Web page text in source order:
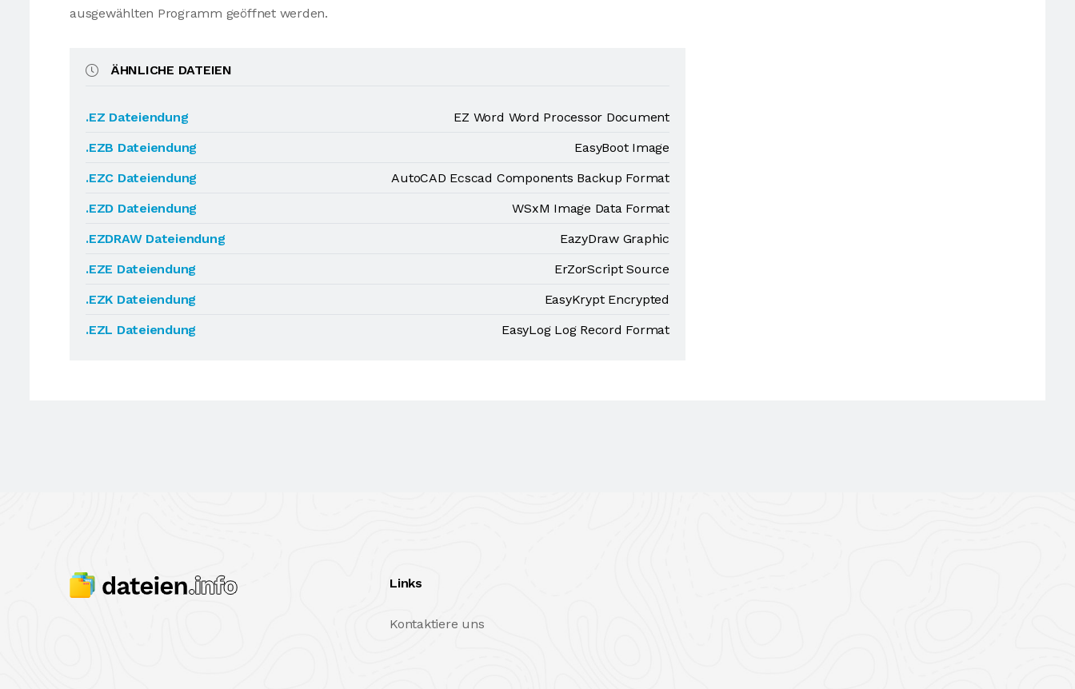
ausgewählten Programm geöffnet werden.
ÄHNLICHE DATEIEN
.EZ Dateiendung
EZ Word Word Processor Document
.EZB Dateiendung
EasyBoot Image
.EZC Dateiendung
AutoCAD Ecscad Components Backup Format
.EZD Dateiendung
WSxM Image Data Format
.EZDRAW Dateiendung
EazyDraw Graphic
.EZE Dateiendung
ErZorScript Source
.EZK Dateiendung
EasyKrypt Encrypted
.EZL Dateiendung
EasyLog Log Record Format
Links
Kontaktiere uns